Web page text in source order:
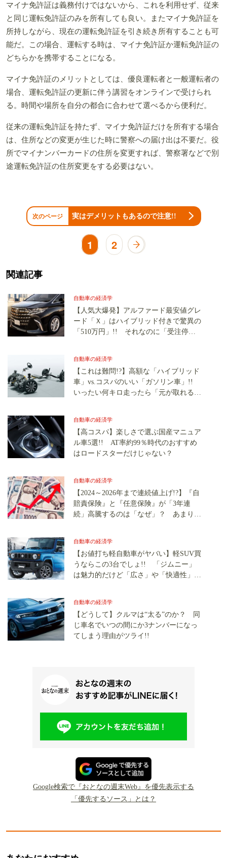
マイナ免許証は義務付けではないから、これを利用せず、従来
と同じ運転免許証のみを所有しても良い。またマイナ免許証を
所持しながら、現在の運転免許証を引き続き所有することも可
能だ。この場合、運転する時は、マイナ免許証か運転免許証の
どちらかを携帯することになる。
マイナ免許証のメリットとしては、優良運転者と一般運転者の
場合、運転免許証の更新に伴う講習をオンラインで受けられ
る。時間や場所を自分の都合に合わせて選べるから便利だ。
従来の運転免許証を持たず、マイナ免許証だけを所有する場合
は、住所などの変更が生じた時に警察への届け出は不要だ。役
所でマイナンバーカードの住所を変更すれば、警察署などで別
途運転免許証の住所変更をする必要はない。
次のページ 実はデメリットもあるので注意!!
1 2
関連記事
自動車の経済学
【人気大爆発】アルファード最安値グレ
ード「Ｘ」はハイブリッド付きで驚異の
「510万円」!! それなのに「受注停止
自動車の経済学
【これは難問!?】高額な「ハイブリッド
車」vs.コスパのいい「ガソリン車」!!
いったい何キロ走ったら「元が取れる」
自動車の経済学
【高コスパ】楽しさで選ぶ国産マニュア
ル車5選!! AT率約99％時代のおすすめ
はロードスターだけじゃない？
自動車の経済学
【2024～2026年まで連続値上げ!?】『自
賠責保険』と『任意保険』が「3年連
続」高騰するのは「なぜ」？ あまりの
自動車の経済学
【お値打ち軽自動車がヤバい】軽SUV買
うならこの3台でしょ!! 「ジムニー」
は魅力的だけど「広さ」や「快適性」に
自動車の経済学
【どうして】クルマは“太る”のか？ 同
じ車名でいつの間にか3ナンバーになっ
てしまう理由がツライ!!
Google検索で『おとなの週末Web』を優先表示する
「優先するソース」とは？